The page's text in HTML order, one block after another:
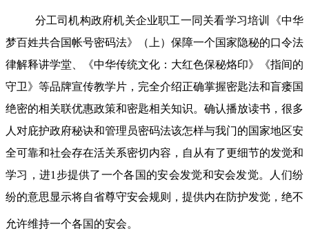
分工司机构政府机关企业职工一同关看学习培训《中华
梦百姓共合国帐号密码法》（上）保障一个国家隐秘的口令法
律解释讲学堂、《中华传统文化：大红色保秘烙印》《指间的
守卫》等品牌宣传教学片，完全介绍正确掌握密匙法和盲瘘国
绝密的相关联优惠政策和密匙相关知识。确认播放读书，很多
人对庇护政府秘诀和管理员密码法该怎样与我门的国家地区安
全可靠和社会存在活关系密切内容，自从有了更细节的发觉和
学习，进1步提供了一个各国的安会发觉和安会发觉。人们纷
纷的意思显示将自省尊守安会规则，提供内在防护发觉，绝不
允许维持一个各国的安会。